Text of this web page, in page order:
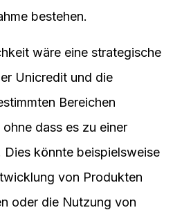
bestehen.
wäre eine strategische
Unicredit und die
Bereichen
dass es zu einer
Dies könnte beispielsweise
von Produkten
oder die Nutzung von